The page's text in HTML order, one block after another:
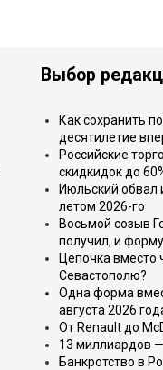
Выбор
Как сохранить
десятилетие
Российские
скидкидок до
Июльский обвал
летом 2026-го
Восьмой созыв
получил, и
Цепочка вместо
Севастополю?
Одна форма
августа 2026
От Renault до
13 миллиардов —
Банкротство в